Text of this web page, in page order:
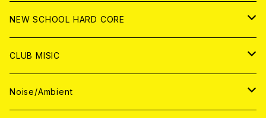
CD
ANALOG
CD
ANALOG
CD
ANALOG
WORLD
CD
ANALOG
JAPAN
CD
ANALOG
WORLD
CD
NEW SCHOOL HARD CORE
JAPAN
CD
WORLD
CLUB MISIC
JAPAN
Noise/Ambient